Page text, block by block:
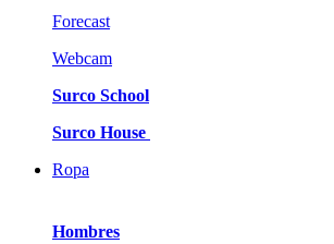
Forecast
Webcam
Surco School
Surco House
Ropa
Hombres